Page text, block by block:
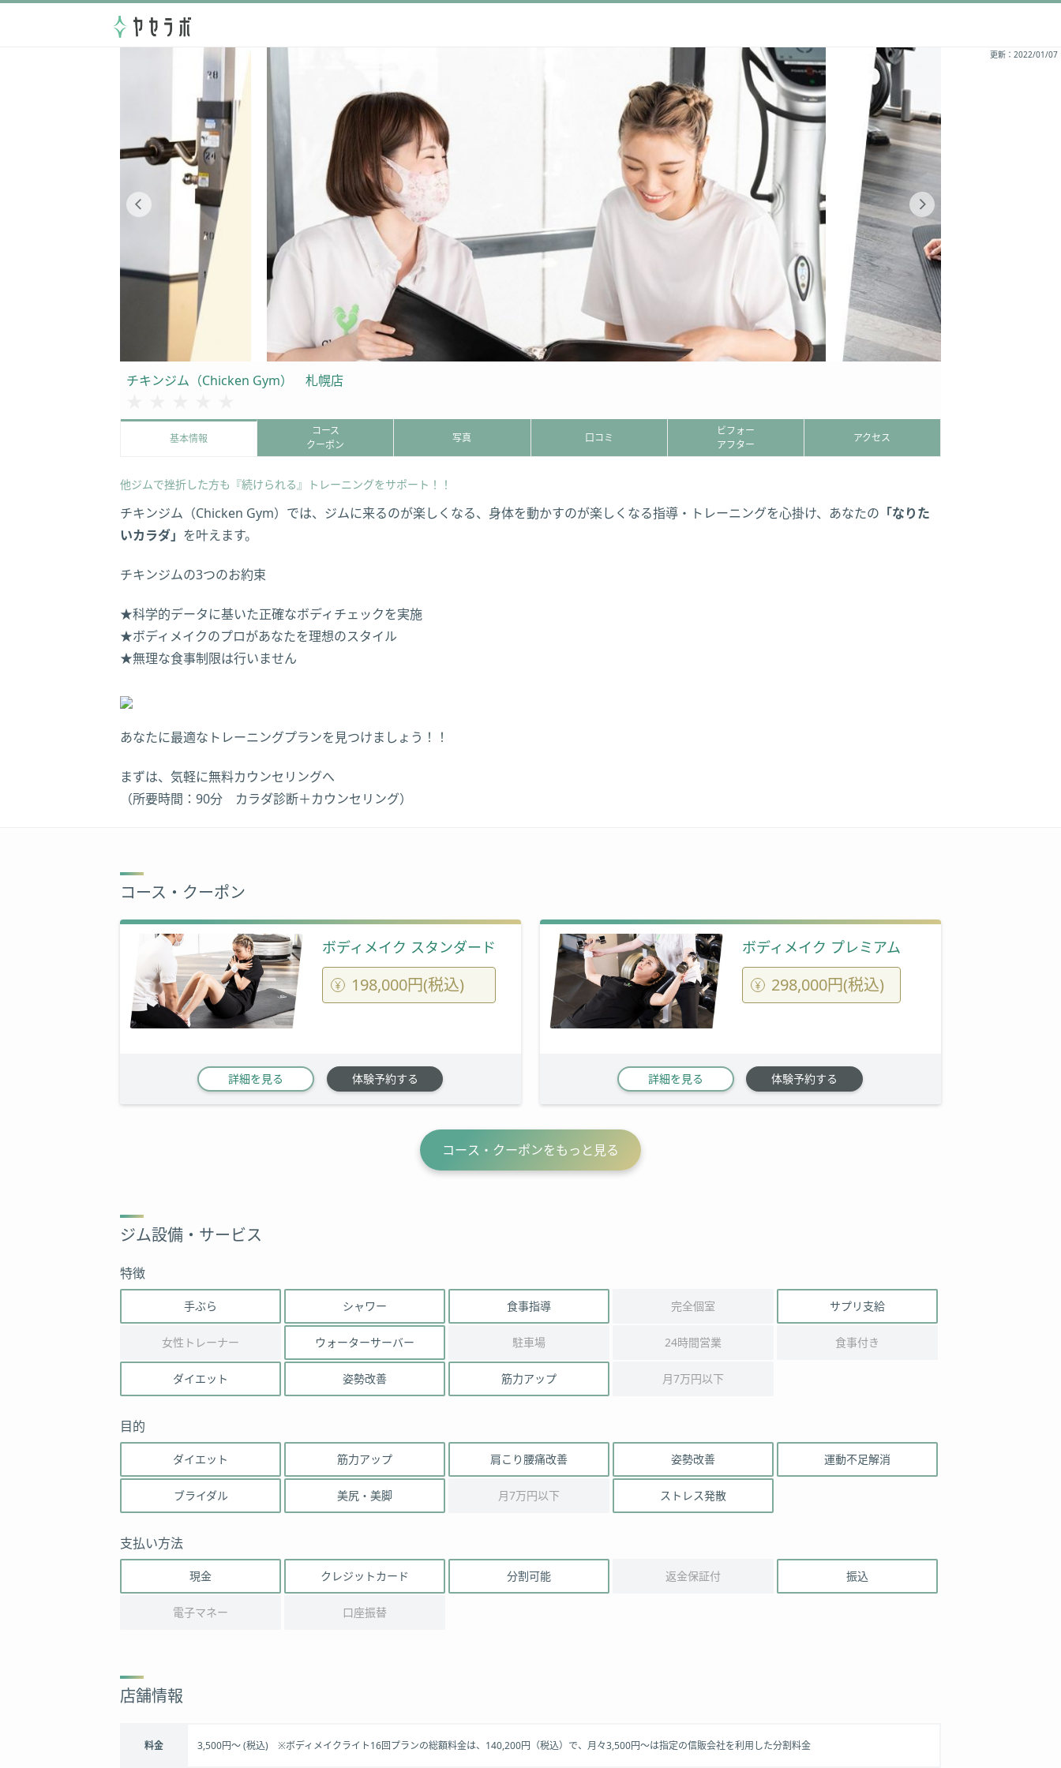
更新：2022/01/07
チキンジム（Chicken Gym） 札幌店
基本情報
コース
クーポン
写真 口コミ
ビフォー
アフター
アクセス
他ジムで挫折した方も『続けられる』トレーニングをサポート！！
チキンジム（Chicken Gym）では、ジムに来るのが楽しくなる、身体を動かすのが楽しくなる指導・トレーニングを心掛け、あなたの 「なりた
いカラダ」 を叶えます。
チキンジムの3つのお約束
★科学的データに基いた正確なボディチェックを実施
★ボディメイクのプロがあなたを理想のスタイル
★無理な食事制限は行いません
あなたに最適なトレーニングプランを見つけましょう！！
まずは、気軽に無料カウンセリングへ
（所要時間：90分 カラダ診断＋カウンセリング）
コース・クーポン
ボディメイク スタンダード
198,000円(税込)
詳細を見る 体験予約する
ボディメイク プレミアム
298,000円(税込)
詳細を見る 体験予約する
コース・クーポンをもっと見る
ジム設備・サービス
特徴
手ぶら シャワー 食事指導 完全個室 サプリ支給
女性トレーナー ウォーターサーバー 駐車場 24時間営業 食事付き
ダイエット 姿勢改善 筋力アップ 月7万円以下
目的
ダイエット 筋力アップ 肩こり腰痛改善 姿勢改善 運動不足解消
ブライダル 美尻・美脚 月7万円以下 ストレス発散
支払い方法
現金 クレジットカード 分割可能 返金保証付 振込
電子マネー 口座振替
店舗情報
料金 3,500円～ (税込) ※ボディメイクライト16回プランの総額料金は、140,200円（税込）で、月々3,500円～は指定の信販会社を利用した分割料金